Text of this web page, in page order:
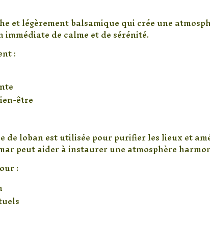
et légèrement balsamique qui crée une
de calme et de sérénité.
:
être
de loban est utilisée pour purifier les lieux et
peut aider à instaurer une atmosphère
: